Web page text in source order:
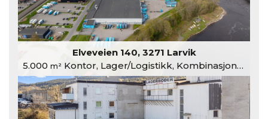
Elveveien 140, 3271 Larvik
5.000 m²Kontor, Lager/Logistikk, Kombinasjonslokaler